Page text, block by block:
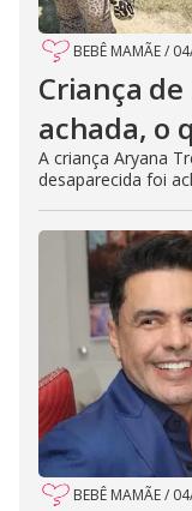
BEBÊ MAMÃE/
Criança
achada, o
A criança Aryana
desaparecida foi
BEBÊ MAMÃE/